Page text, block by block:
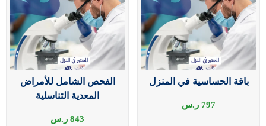
باقة الحساسية في المنزل
797 ر.س
الفحص الشامل للأمراض
المعدية التناسلية
843 ر.س